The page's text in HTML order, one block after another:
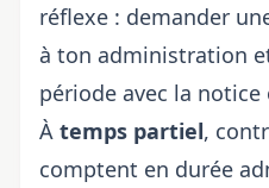
réflexe : demander
à ton administration
période avec la
À temps partiel,
comptent en durée